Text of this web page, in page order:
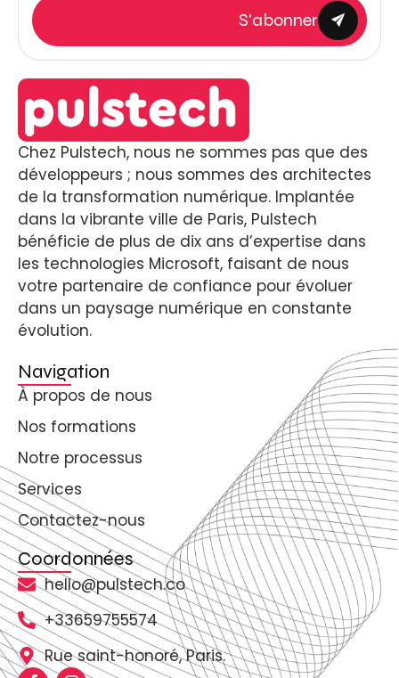
Chez Pulstech, nous ne sommes pas que des
développeurs ; nous sommes des architectes
de la transformation numérique. Implantée
dans la vibrante ville de Paris, Pulstech
bénéficie de plus de dix ans d’expertise dans
les technologies Microsoft, faisant de nous
votre partenaire de confiance pour évoluer
dans un paysage numérique en constante
évolution.
Navigation
À propos de nous
Nos formations
Notre processus
Services
Contactez-nous
Coordonnées
hello@pulstech.co
+33659755574
Rue saint-honoré, Paris.
S'abonner